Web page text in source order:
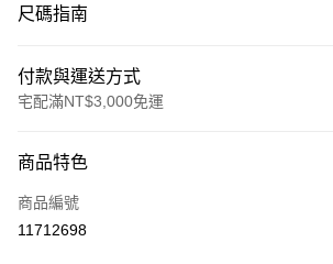
尺碼指南
付款與運送方式
宅配滿NT$3,000免運
信用卡一次付款
LINE Pay
商品特色
商品編號
11712698